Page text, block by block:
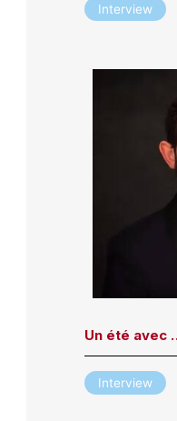
Interview
Un été avec
Interview